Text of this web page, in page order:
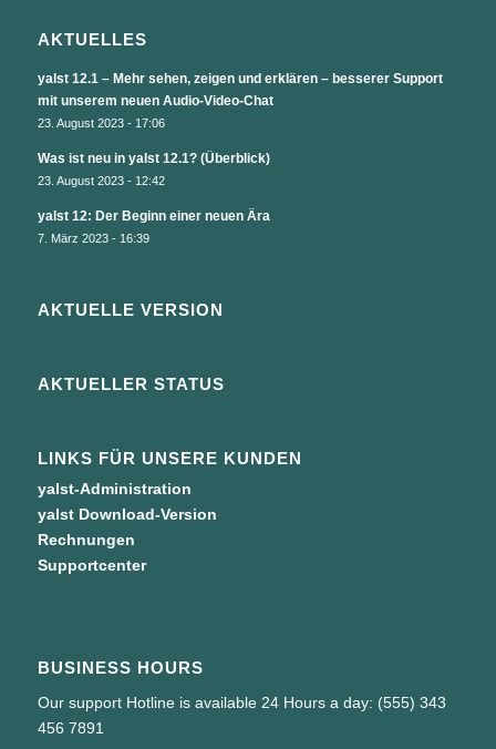
AKTUELLES
yalst 12.1 – Mehr sehen, zeigen und erklären – besserer Support
mit unserem neuen Audio-Video-Chat
23. August 2023 - 17:06
Was ist neu in yalst 12.1? (Überblick)
23. August 2023 - 12:42
yalst 12: Der Beginn einer neuen Ära
7. März 2023 - 16:39
AKTUELLE VERSION
AKTUELLER STATUS
LINKS FÜR UNSERE KUNDEN
yalst-Administration
yalst Download-Version
Rechnungen
Supportcenter
BUSINESS HOURS
Our support Hotline is available 24 Hours a day: (555) 343
456 7891